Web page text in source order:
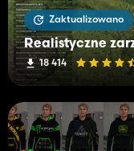
Zaktualizowano
18 414